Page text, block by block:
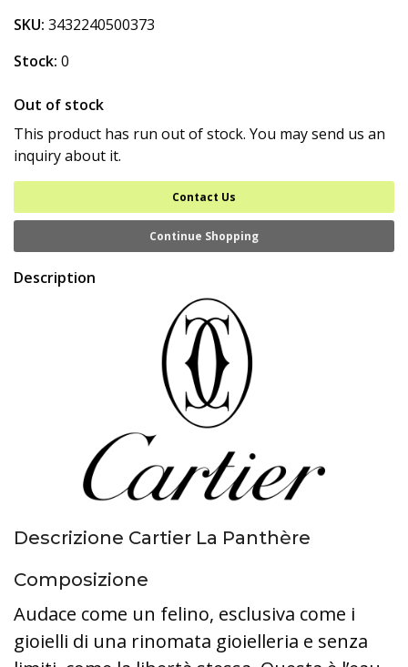
SKU: 3432240500373
Stock: 0
Out of stock
This product has run out of stock. You may send us an
inquiry about it.
Contact Us
Continue Shopping
Description
Descrizione Cartier La Panthère
Composizione
Audace come un felino, esclusiva come i
gioielli di una rinomata gioielleria e senza